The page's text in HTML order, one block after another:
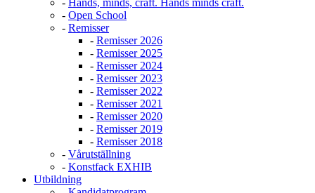
- Open School
- Remisser
- Remisser 2026
- Remisser 2025
- Remisser 2024
- Remisser 2023
- Remisser 2022
- Remisser 2021
- Remisser 2020
- Remisser 2019
- Remisser 2018
- Vårutställning
- Konstfack EXHIB
Utbildning